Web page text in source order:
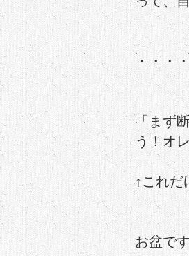
・・・
「まず
う！オ
↑これだ
お盆で